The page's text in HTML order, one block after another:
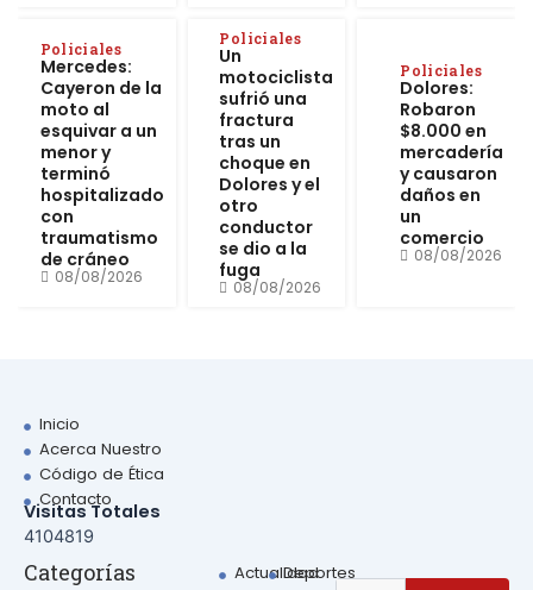
Policiales
Mercedes:
Cayeron de la
moto al
esquivar a un
menor y
terminó
hospitalizado
con
traumatismo
de cráneo
08/08/2026
Policiales
Un
motociclista
sufrió una
fractura
tras un
choque en
Dolores y el
otro
conductor
se dio a la
fuga
08/08/2026
Policiales
Dolores:
Robaron
$8.000 en
mercadería
y causaron
daños en
un
comercio
08/08/2026
Inicio
Acerca Nuestro
Código de Ética
Contacto
Visitas Totales
4104819
Categorías
ActualidadDeportesSearch